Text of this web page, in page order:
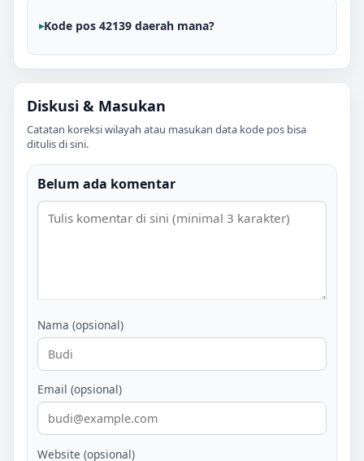
Kode pos 42139 daerah mana?
Diskusi & Masukan
Catatan koreksi wilayah atau masukan data kode pos bisa
ditulis di sini.
Belum ada komentar
Nama (opsional)
Email (opsional)
Website (opsional)